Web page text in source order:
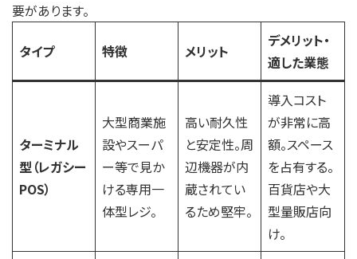
要があります。
タイプ 特徴 メリット
デメリット・
適した業態
ターミナル
型（レガシー
POS）
大型商業施
設やスーパ
ー等で見か
ける専用一
体型レジ。
高い耐久性
と安定性。周
辺機器が内
蔵されてい
るため堅牢。
導入コスト
が非常に高
額。スペース
を占有する。
百貨店や大
型量販店向
け。